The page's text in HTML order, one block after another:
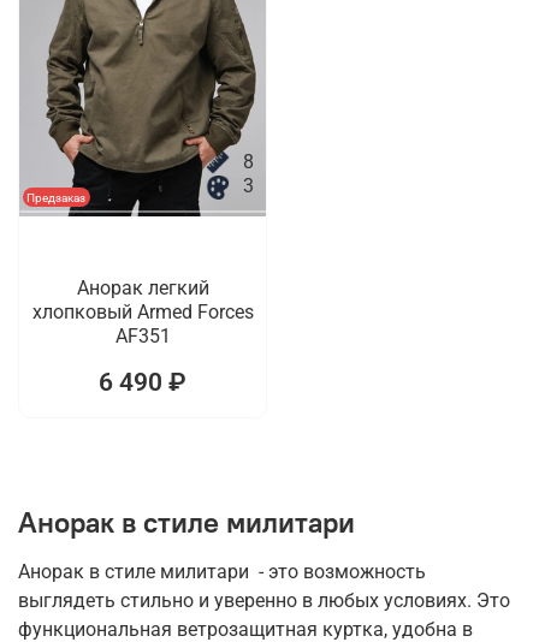
Предзаказ
8
3
Анорак легкий
хлопковый Armed Forces
AF351
6 490 ₽
Анорак в стиле милитари
Анорак в стиле милитари - это возможность
выглядеть стильно и уверенно в любых условиях. Это
функциональная ветрозащитная куртка, удобна в